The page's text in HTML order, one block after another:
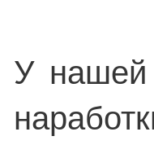
У нашей